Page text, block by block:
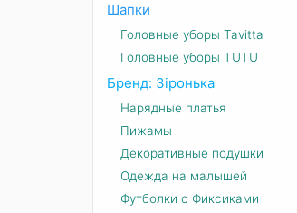
Шапки
Головные уборы Tavitta
Головные уборы TUTU
Бренд: Зіронька
Нарядные платья
Пижамы
Декоративные подушки
Одежда на малышей
Футболки с Фиксиками